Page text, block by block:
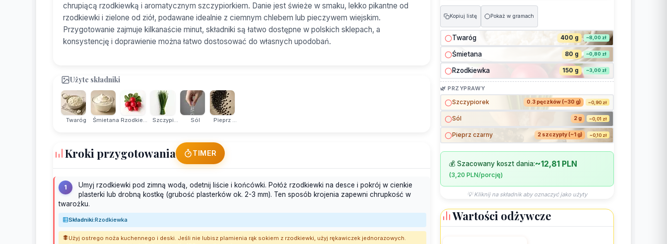
chrupiącą rzodkiewką i aromatycznym szczypiorkiem. Danie jest świeże w smaku, lekko pikantne od
rzodkiewki i zielone od ziół, podawane idealnie z ciemnym chlebem lub pieczywem wiejskim.
Przygotowanie zajmuje kilkanaście minut, składniki są łatwo dostępne w polskich sklepach, a
konsystencję i doprawienie można łatwo dostosować do własnych upodobań.
Użyte składniki
Twaróg Śmietana Szczypi... Sól Pieprz ...
Kroki przygotowania TIMER
1
Umyj rzodkiewki pod zimną wodą, odetnij liście i końcówki. Połóż rzodkiewki na desce i pokrój w cienkie
plasterki lub drobną kostkę (grubość plasterków ok. 2-3 mm). Ten sposób krojenia zapewni chrupkość w
twarożku.
Składniki:Rzodkiewka
Użyj ostrego noża kuchennego i deski. Jeśli nie lubisz plamienia rąk sokiem z rzodkiewki, użyj rękawiczek jednorazowych.
Kopiuj listę Pokaż w gramach
Twaróg 400 g ~8,00 zł
Śmietana 80 g ~0,80 zł
Rzodkiewka 150 g ~3,00 zł
🌿 PRZYPRAWY
Szczypiorek 0.3 pęczków (~30 g) ~0,90 zł
Sól 2 g ~0,01 zł
Pieprz czarny 2 szczypty (~1 g) ~0,10 zł
💰 Szacowany koszt dania:~12,81 PLN
(3,20 PLN/porcję)
💡 Kliknij na składnik aby oznaczyć jako użyty
Wartości odżywcze